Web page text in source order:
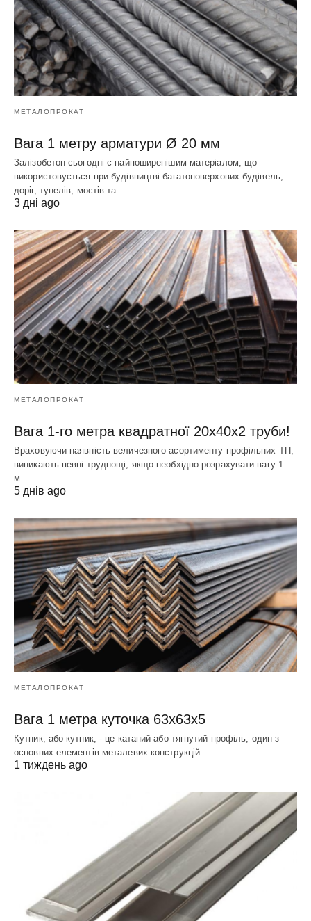
МЕТАЛОПРОКАТ
Вага 1 метру арматури Ø 20 мм
Залізобетон сьогодні є найпоширенішим матеріалом, що
використовується при будівництві багатоповерхових будівель,
доріг, тунелів, мостів та…
3 дні ago
МЕТАЛОПРОКАТ
Вага 1-го метра квадратної 20х40х2 труби!
Враховуючи наявність величезного асортименту профільних ТП,
виникають певні труднощі, якщо необхідно розрахувати вагу 1
м…
5 днів ago
МЕТАЛОПРОКАТ
Вага 1 метра куточка 63х63х5
Кутник, або кутник, - це катаний або тягнутий профіль, один з
основних елементів металевих конструкцій.…
1 тиждень ago